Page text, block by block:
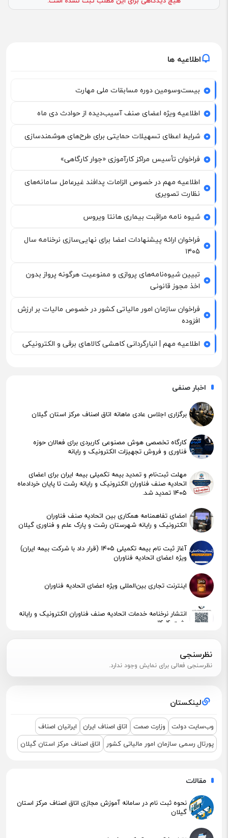
اطلاعیه ها
بیست‌وسومین دوره مسابقات ملی مهارت
اطلاعیه ویژه اعضای صنف آسیب‌دیده از حوادث دی ماه
شرایط اعطای تسهیلات حمایتی برای طرح‌های هوشمندسازی
فراخوان تأسیس مراکز کارآموزی «جوار کارگاهی»
اطلاعیه مهم در خصوص الزامات پدافند غیرعامل سامانه‌های
نظارت تصویری
شیوه نامه مراقبت بیماری هانتا ویروس
فراخوان ارائه پیشنهادات اعضا برای نهایی‌سازی نرخنامه سال
۱۴۰۵
تبیین شیوه‌نامه‌های پروازی و ممنوعیت هرگونه پرواز بدون
اخذ مجوز قانونی
فراخوان سازمان امور مالیاتی کشور در خصوص مالیات بر ارزش
افزوده
اطلاعیه مهم | انبارگردانی کاهشی کالاهای برقی و الکترونیکی
اخبار صنفی
برگزاری اجلاس عادی ماهانه اتاق اصناف مرکز استان گیلان
کارگاه تخصصی هوش مصنوعی کاربردی برای فعالان حوزه
فناوری و فروش تجهیزات الکترونیک و رایانه
مهلت ثبت‌نام و تمدید بیمه تکمیلی بیمه ایران برای اعضای
اتحادیه صنف فناوران الکترونیک و رایانه رشت تا پایان خردادماه
۱۴۰۵ تمدید شد.
امضای تفاهمنامه همکاری بین اتحادیه صنف فناوران
الکترونیک و رایانه شهرستان رشت و پارک علم و فناوری گیلان
آغاز ثبت نام بیمه تکمیلی ۱۴۰۵ (قرار داد با شرکت بیمه ایران)
ویژه اعضای اتحادیه فناوران
اینترنت تجاری بین‌المللی ویژه اعضای اتحادیه فناوران
انتشار نرخنامه خدمات اتحادیه صنف فناوران الکترونیک و رایانه
رشت 1404
نشست مشترک درباره نمایشگاه ETEX+IGF 2025
نظرسنجی
نظرسنجی فعالی برای نمایش وجود ندارد.
لینکستان
وب‌سایت دولت وزارت صمت اتاق اصناف ایران
ایرانیان اصناف
پورتال رسمی سازمان امور مالیاتی کشور
اتاق اصناف مرکز استان گیلان
مقالات
نحوه ثبت نام در سامانه آموزش مجازی اتاق اصناف مرکز استان
گیلان